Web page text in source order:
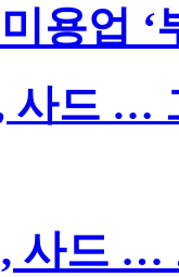
용업 ‘
사드 …
사드 …